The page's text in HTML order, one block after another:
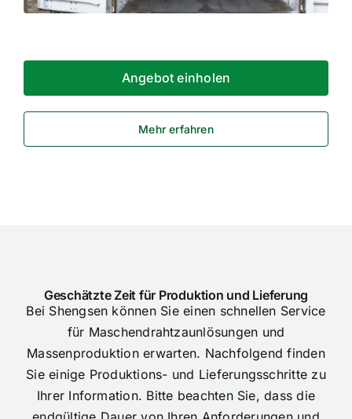
Angebot einholen
Mehr erfahren
Geschätzte Zeit für Produktion und Lieferung
Bei Shengsen können Sie einen schnellen Service
für Maschendrahtzaunlösungen und
Massenproduktion erwarten. Nachfolgend finden
Sie einige Produktions- und Lieferungsschritte zu
Ihrer Information. Bitte beachten Sie, dass die